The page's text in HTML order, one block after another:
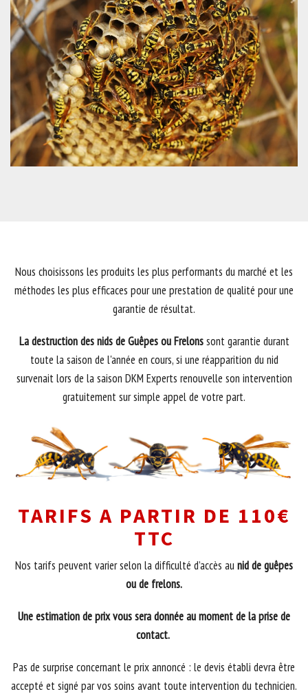
Nous choisissons les produits les plus performants du marché et les
méthodes les plus efficaces pour une prestation de qualité pour une
garantie de résultat.
La destruction des nids de Guêpes ou Frelonssont garantie durant
toute la saison de l'année en cours, si une réapparition du nid
survenait lors de la saison DKM Experts​ renouvelle son intervention
gratuitement sur simple appel de votre part.
TARIFS A PARTIR DE 110€
TTC
Nos tarifs peuvent varier selon la difficulté d’accès aunid de guêpes
ou de frelons.
Une estimation de prix vous sera donnée au moment de la prise de
contact.
Pas de surprise concernant le prix annoncé : le devis établi devra être
accepté et signé par vos soins avant toute intervention du technicien.